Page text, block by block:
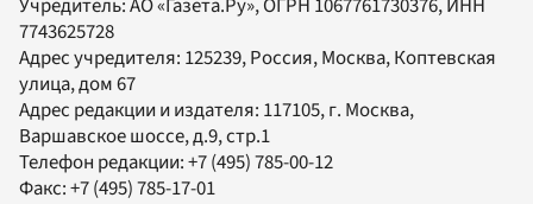
Учредитель:АО «Газета.Ру», ОГРН 1067761730376, ИНН
7743625728
Адрес учредителя: 125239, Россия, Москва, Коптевская
улица, дом 67
Адрес редакции и издателя: 117105, г. Москва,
Варшавское шоссе, д.9, стр.1
Телефон редакции:+7 (495) 785-00-12
Факс:+7 (495) 785-17-01